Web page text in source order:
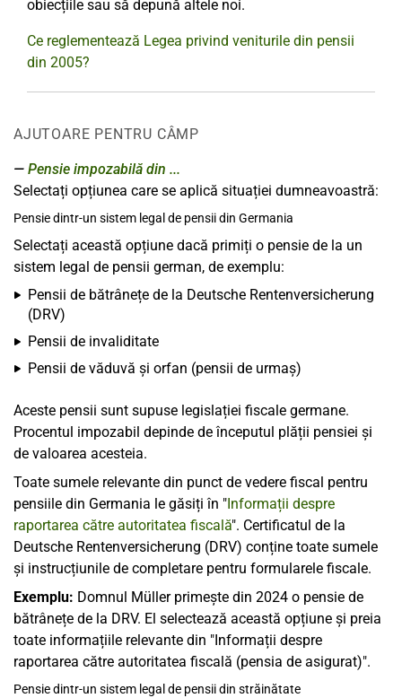
obiecțiile sau să depună altele noi.
Ce reglementează Legea privind veniturile din pensii
din 2005?
AJUTOARE PENTRU CÂMP
Pensie impozabilă din ...
Selectați opțiunea care se aplică situației dumneavoastră:
Pensie dintr-un sistem legal de pensii din Germania
Selectați această opțiune dacă primiți o pensie de la un
sistem legal de pensii german, de exemplu:
Pensii de bătrânețe de la Deutsche Rentenversicherung
(DRV)
Pensii de invaliditate
Pensii de văduvă și orfan (pensii de urmaș)
Aceste pensii sunt supuse legislației fiscale germane.
Procentul impozabil depinde de începutul plății pensiei și
de valoarea acesteia.
Toate sumele relevante din punct de vedere fiscal pentru
pensiile din Germania le găsiți în "Informații despre
raportarea către autoritatea fiscală". Certificatul de la
Deutsche Rentenversicherung (DRV) conține toate sumele
și instrucțiunile de completare pentru formularele fiscale.
Exemplu: Domnul Müller primește din 2024 o pensie de
bătrânețe de la DRV. El selectează această opțiune și preia
toate informațiile relevante din "Informații despre
raportarea către autoritatea fiscală (pensia de asigurat)".
Pensie dintr-un sistem legal de pensii din străinătate